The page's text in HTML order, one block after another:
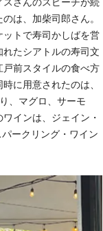
は、加柴司郎さん。
トで寿司かしばを営
たシアトルの寿司文
前スタイルの食べ方
に用意されたのは、
、マグロ、サーモ
インは、ジェイン・
ークリング・ワイン